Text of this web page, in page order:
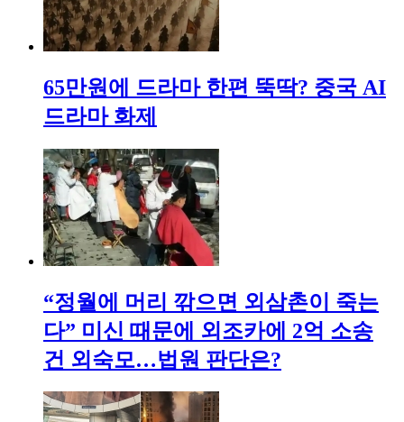
65만원에 드라마 한편 뚝딱? 중국 AI
드라마 화제
“정월에 머리 깎으면 외삼촌이 죽는
다” 미신 때문에 외조카에 2억 소송
건 외숙모…법원 판단은?